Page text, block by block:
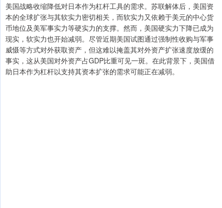
美国战略收缩降低对日本作为杠杆工具的需求。苏联解体后，美国资
本的全球扩张与其软实力密切相关，而软实力又依赖于美元的中心货
币地位及美军事实力等硬实力的支撑。然而，美国硬实力下降已成为
现实，软实力也开始减弱。尽管近期美国试图通过强制性收购与军事
威慑等方式对外获取资产，但这难以掩盖其对外资产扩张速度放缓的
事实，这从美国对外资产占GDP比重可见一斑。在此背景下，美国借
助日本作为杠杆以支持其资本扩张的需求可能正在减弱。